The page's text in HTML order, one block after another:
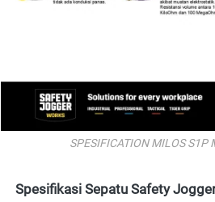
SPESIFICATION MILOS
Spesifikasi Sepatu Safety